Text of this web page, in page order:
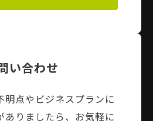
い合わせ
明点やビジネスプランに
ありましたら、お気軽に